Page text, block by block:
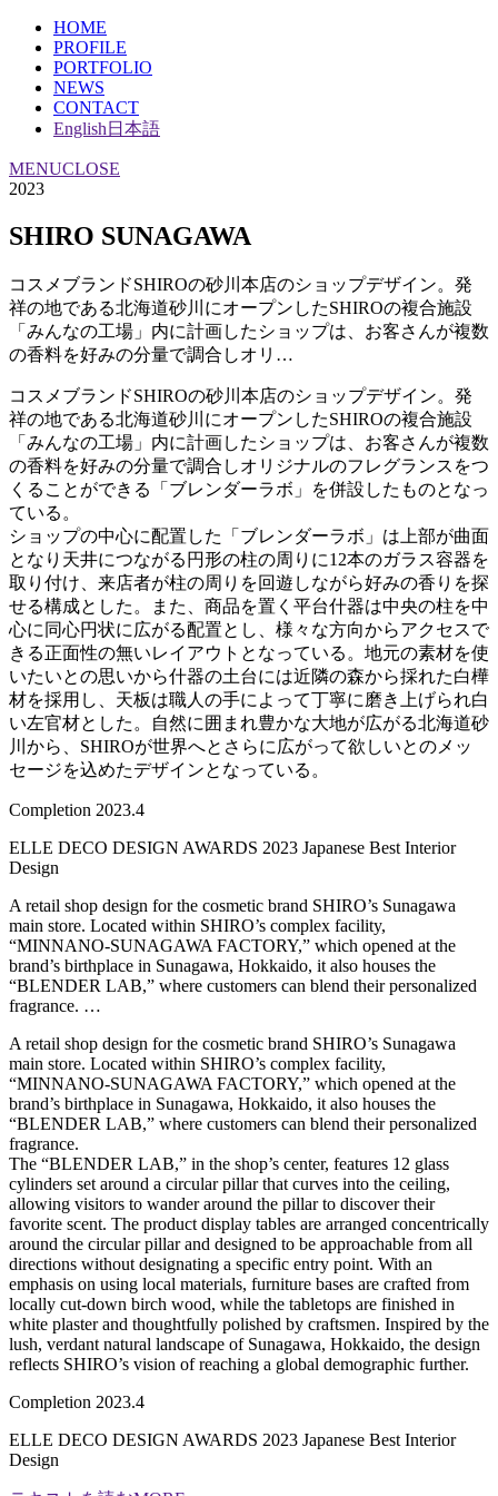
HOME
PROFILE
PORTFOLIO
NEWS
CONTACT
English 日本語
MENUCLOSE
2023
SHIRO SUNAGAWA
コスメブランドSHIROの砂川本店のショップデザイン。発
祥の地である北海道砂川にオープンしたSHIROの複合施設
「みんなの工場」内に計画したショップは、お客さんが複数
の香料を好みの分量で調合しオリ…
コスメブランドSHIROの砂川本店のショップデザイン。発
祥の地である北海道砂川にオープンしたSHIROの複合施設
「みんなの工場」内に計画したショップは、お客さんが複数
の香料を好みの分量で調合しオリジナルのフレグランスをつ
くることができる「ブレンダーラボ」を併設したものとなっ
ている。
ショップの中心に配置した「ブレンダーラボ」は上部が曲面
となり天井につながる円形の柱の周りに12本のガラス容器を
取り付け、来店者が柱の周りを回遊しながら好みの香りを探
せる構成とした。また、商品を置く平台什器は中央の柱を中
心に同心円状に広がる配置とし、様々な方向からアクセスで
きる正面性の無いレイアウトとなっている。地元の素材を使
いたいとの思いから什器の土台には近隣の森から採れた白樺
材を採用し、天板は職人の手によって丁寧に磨き上げられ白
い左官材とした。自然に囲まれ豊かな大地が広がる北海道砂
川から、SHIROが世界へとさらに広がって欲しいとのメッ
セージを込めたデザインとなっている。
Completion 2023.4
ELLE DECO DESIGN AWARDS 2023 Japanese Best Interior
Design
A retail shop design for the cosmetic brand SHIRO’s Sunagawa
main store. Located within SHIRO’s complex facility,
“MINNANO-SUNAGAWA FACTORY,” which opened at the
brand’s birthplace in Sunagawa, Hokkaido, it also houses the
“BLENDER LAB,” where customers can blend their personalized
fragrance. …
A retail shop design for the cosmetic brand SHIRO’s Sunagawa
main store. Located within SHIRO’s complex facility,
“MINNANO-SUNAGAWA FACTORY,” which opened at the
brand’s birthplace in Sunagawa, Hokkaido, it also houses the
“BLENDER LAB,” where customers can blend their personalized
fragrance.
The “BLENDER LAB,” in the shop’s center, features 12 glass
cylinders set around a circular pillar that curves into the ceiling,
allowing visitors to wander around the pillar to discover their
favorite scent. The product display tables are arranged concentrically
around the circular pillar and designed to be approachable from all
directions without designating a specific entry point. With an
emphasis on using local materials, furniture bases are crafted from
locally cut-down birch wood, while the tabletops are finished in
white plaster and thoughtfully polished by craftsmen. Inspired by the
lush, verdant natural landscape of Sunagawa, Hokkaido, the design
reflects SHIRO’s vision of reaching a global demographic further.
Completion 2023.4
ELLE DECO DESIGN AWARDS 2023 Japanese Best Interior
Design